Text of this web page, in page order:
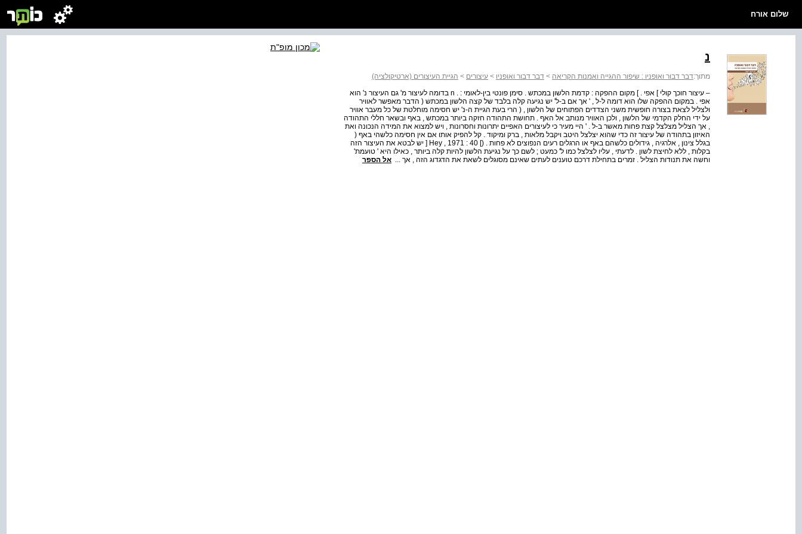
שלום אורח
נ
מתוך:דבר דבור ואופניו : שיפור ההגייה ואמנות הקריאה > דבר דבור ואופניו > עיצורים > הגיית העיצורים (ארטיקולציה)
– עיצור חוכך קולי ] אפי . ] מקום ההפקה : קדמת הלשון במכתש . סימן פונטי בין-לאומי : . n בדומה לעיצור מ' גם העיצור נ' הוא
אפי . במקום ההפקה שלו הוא דומה ל-ל , ' אך אם ב-ל' יש נגיעה קלה בלבד של קצה הלשון במכתש ( הדבר מאפשר לאוויר
ולצליל לצאת בצורה חופשית משני הצדדים הפתוחים של הלשון , ( הרי בעת הגיית ה-נ' יש חסימה מוחלטת של כל מעבר אוויר
על ידי החלק הקדמי של הלשון , ולכן האוויר מנותב אל האף . תחושת התהודה חזקה ביותר במכתש , באף ובשאר חללי התהודה
, אך הצליל מצלצל קצת פחות מאשר ב-ל . ' היי מעיר כי לעיצורים האפיים יתרונות וחסרונות , ויש למצוא את המידה הנכונה ואת
האיזון בתהודה של עיצור זה כדי שהוא יצלצל היטב ויקבל מלאות , ברק ומיקוד . קל להפיק אותו אם אין חסימה כלשהי באף (
בגלל צינון , אלרגיה , גידולים כלשהם באף או הרגלים רעים הנפוצים לא פחות . (] Hey , 1971 : 40 [ יש לבטא את העיצור הזה
בקלות , ללא לחיצת לשון . לדעתי , עליו לצלצל כמו ל' כמעט ; לשם כך על נגיעת הלשון להיות קלה ביותר , כאילו היא ' טועמת'
וחשה את תנודות הצליל . זמרים בתחילת דרכם טוענים לעתים שאינם מסוגלים לשאת את הדגדוג הזה , אך ... אל הספר